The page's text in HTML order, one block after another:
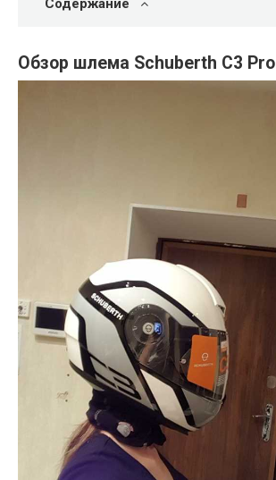
Содержание
Обзор шлема Schuberth C3 Pro